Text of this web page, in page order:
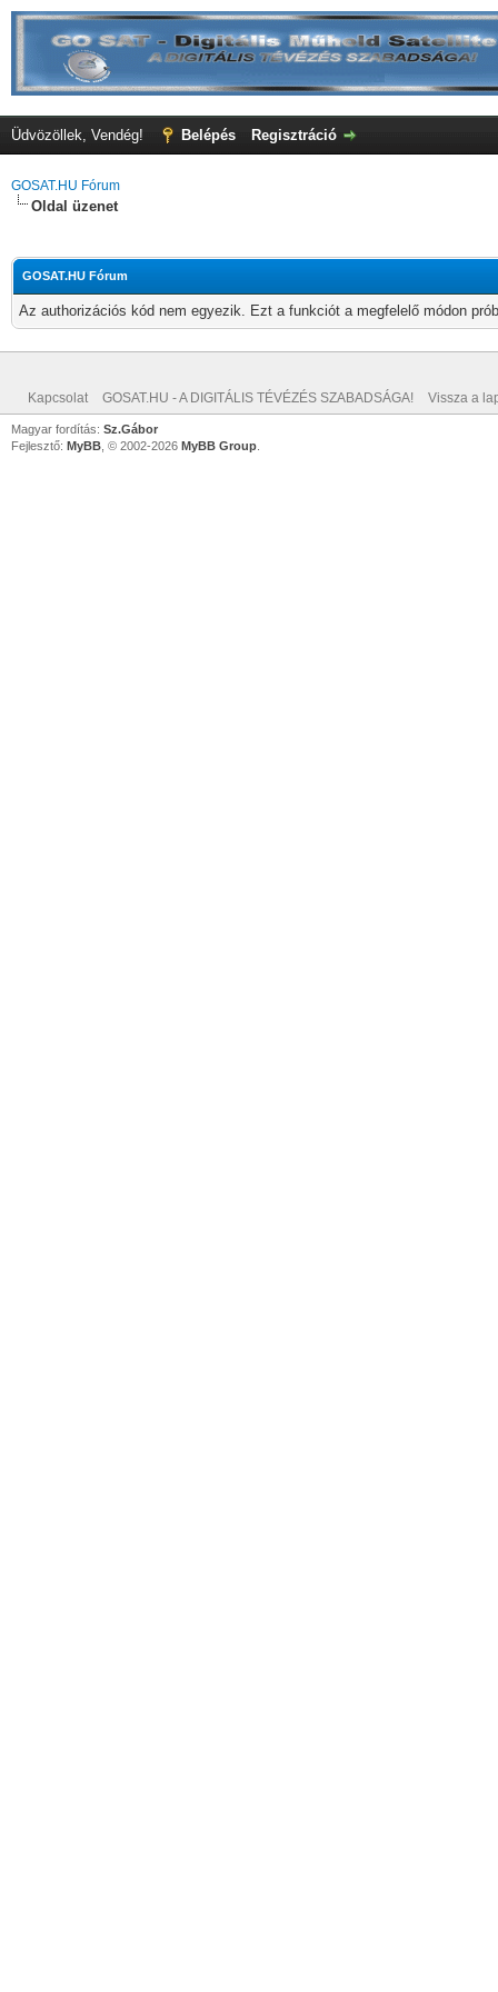
Üdvözöllek, Vendég! Belépés Regisztráció
GOSAT.HU Fórum
Oldal üzenet
GOSAT.HU Fórum
Az authorizációs kód nem egyezik. Ezt a funkciót a megfelelő módon
Kapcsolat GOSAT.HU - A DIGITÁLIS TÉVÉZÉS SZABADSÁGA! Vissza a
Magyar fordítás: Sz.Gábor
Fejlesztő: MyBB , © 2002-2026 MyBB Group